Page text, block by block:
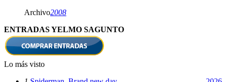
Archivo2008
ENTRADAS YELMO SAGUNTO
Lo más visto